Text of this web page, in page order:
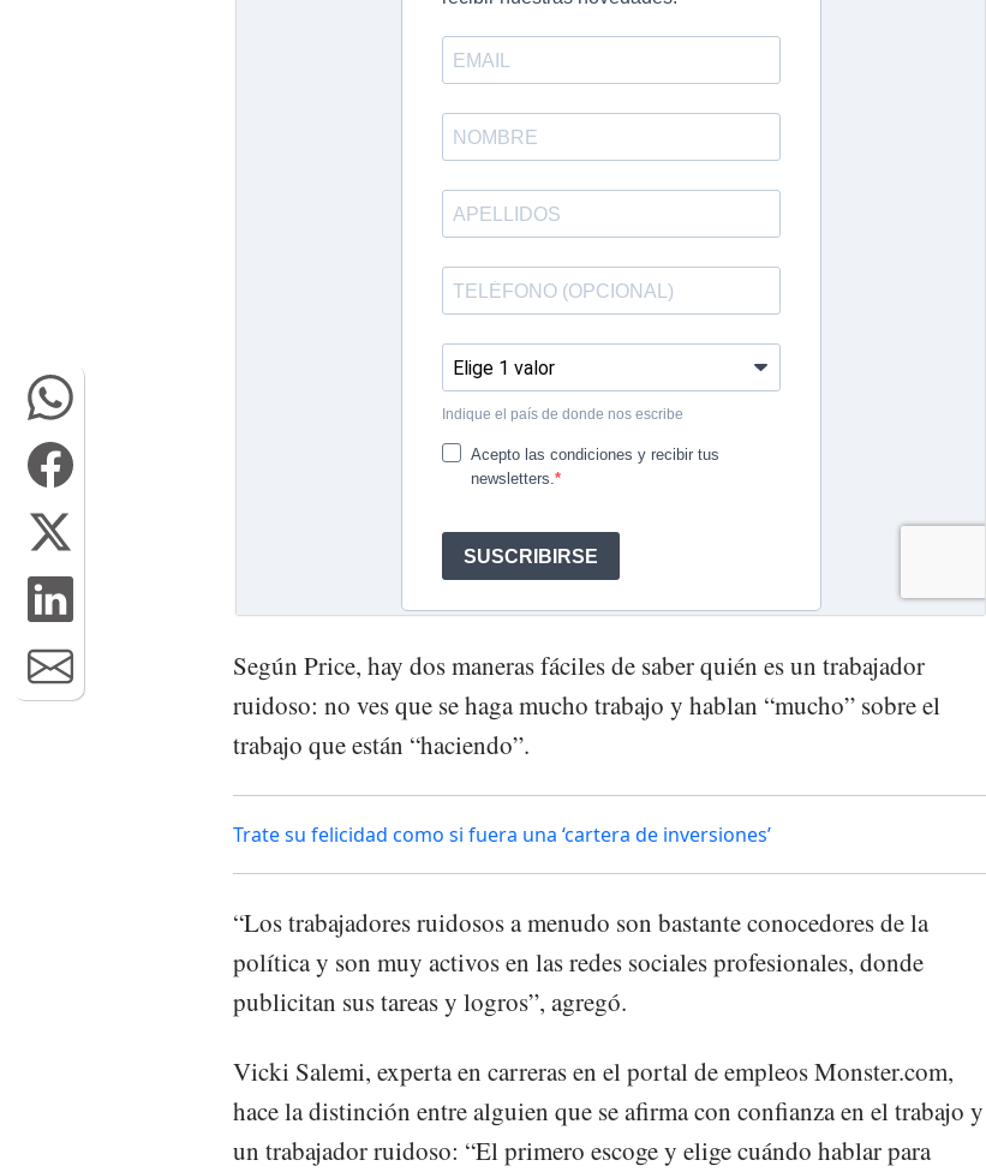
Según Price, hay dos maneras fáciles de saber quién es un trabajador
ruidoso: no ves que se haga mucho trabajo y hablan “mucho” sobre el
trabajo que están “haciendo”.
Trate su felicidad como si fuera una ‘cartera de inversiones’
“Los trabajadores ruidosos a menudo son bastante conocedores de la
política y son muy activos en las redes sociales profesionales, donde
publicitan sus tareas y logros”, agregó.
Vicki Salemi, experta en carreras en el portal de empleos Monster.com,
hace la distinción entre alguien que se afirma con confianza en el trabajo y
un trabajador ruidoso: “El primero escoge y elige cuándo hablar para